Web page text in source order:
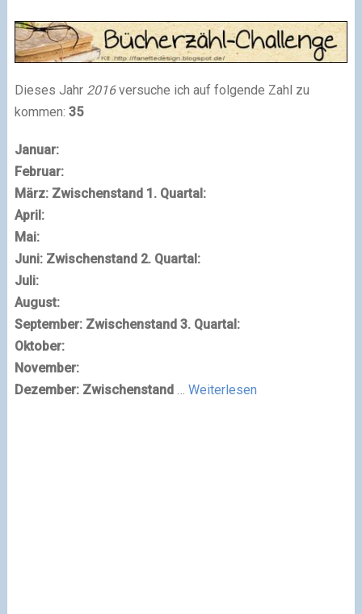
Dieses Jahr 2016versuche ich auf folgende Zahl zu
kommen: 35
Januar:
Februar:
März: Zwischenstand 1. Quartal:
April:
Mai:
Juni: Zwischenstand 2. Quartal:
Juli:
August:
September: Zwischenstand 3. Quartal:
Oktober:
November:
Dezember: Zwischenstand … Weiterlesen